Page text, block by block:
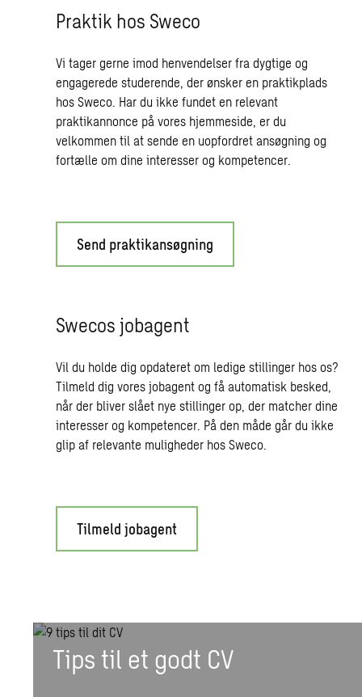
Praktik hos Sweco
Vi tager gerne imod henvendelser fra dygtige og
engagerede studerende, der ønsker en praktikplads
hos Sweco. Har du ikke fundet en relevant
praktikannonce på vores hjemmeside, er du
velkommen til at sende en uopfordret ansøgning og
fortælle om dine interesser og kompetencer.
Send praktikansøgning
Swecos jobagent
Vil du holde dig opdateret om ledige stillinger hos os?
Tilmeld dig vores jobagent og få automatisk besked,
når der bliver slået nye stillinger op, der matcher dine
interesser og kompetencer. På den måde går du ikke
glip af relevante muligheder hos Sweco.
Tilmeld jobagent
Tips til et godt CV